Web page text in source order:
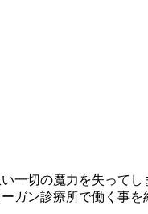
一切の魔力を失ってし
ガン診療所で働く事を